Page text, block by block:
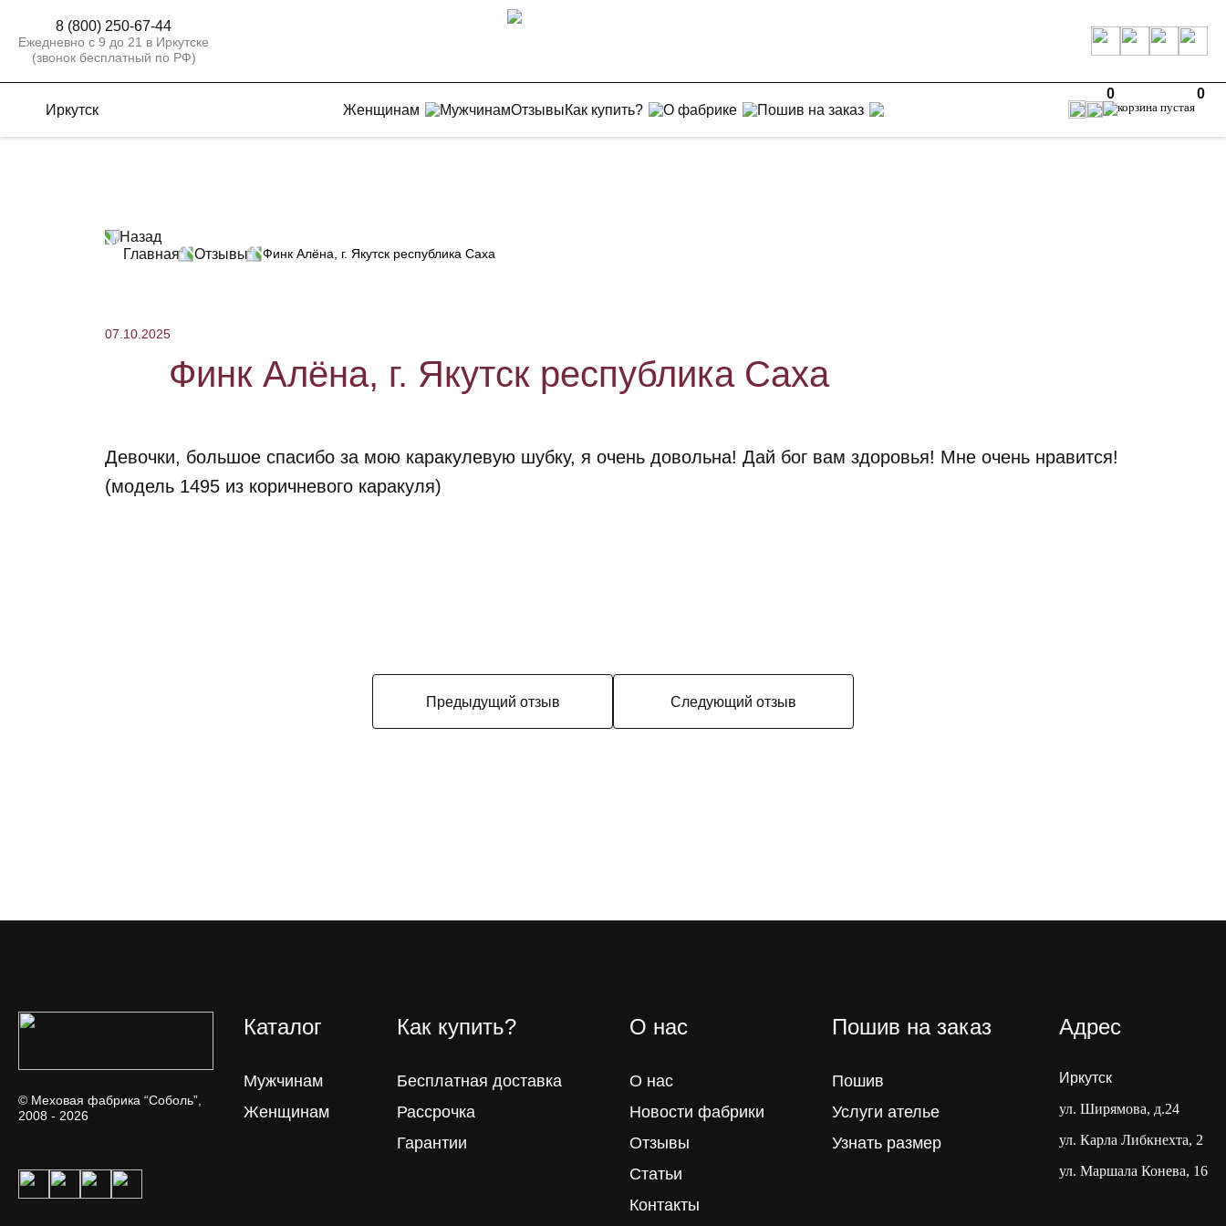
8 (800) 250-67-44
Ежедневно с 9 до 21 в Иркутске
(звонок бесплатный по РФ)
Иркутск Женщинам МужчинамОтзывыКак купить? О фабрике Пошив на заказ
0 0
Назад
Главная
Отзывы Финк Алёна, г. Якутск республика Саха
07.10.2025
Финк Алёна, г. Якутск республика Саха
Девочки, большое спасибо за мою каракулевую шубку, я очень довольна! Дай бог вам здоровья! Мне очень нравится!
(модель 1495 из коричневого каракуля)
Предыдущий отзыв Следующий отзыв
© Меховая фабрика “Соболь”,
2008 - 2026
Каталог
Мужчинам
Женщинам
Как купить?
Бесплатная доставка
Рассрочка
Гарантии
О нас
О нас
Новости фабрики
Отзывы
Статьи
Контакты
Пошив на заказ
Пошив
Услуги ателье
Узнать размер
Адрес
Иркутск
ул. Ширямова, д.24
ул. Карла Либкнехта, 2
ул. Маршала Конева, 16